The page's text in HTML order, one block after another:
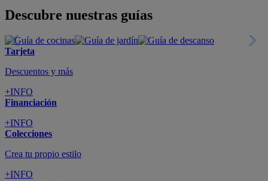
Descubre nuestras guías
Tarjeta
Descuentos y más
+INFO
Financiación
+INFO
Colecciones
Crea tu propio estilo
+INFO